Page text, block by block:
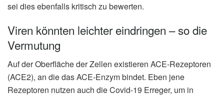
sei dies ebenfalls kritisch zu bewerten.
Viren könnten leichter eindringen – so die
Vermutung
Auf der Oberfläche der Zellen existieren ACE-Rezeptoren
(ACE2), an die das ACE-Enzym bindet. Eben jene
Rezeptoren nutzen auch die Covid-19 Erreger, um in